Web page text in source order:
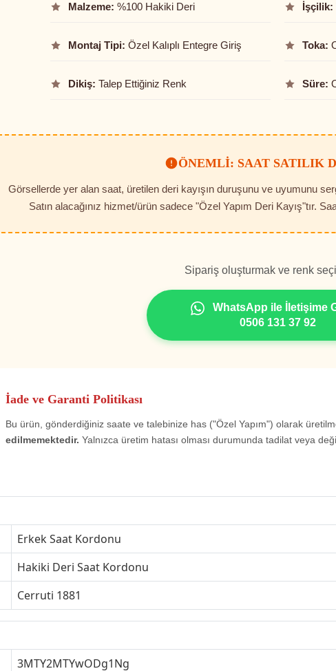
Malzeme: %100 Hakiki Deri İşçilik:
Montaj Tipi: Özel Kalıplı Entegre Giriş Toka:
Dikiş: Talep Ettiğiniz Renk Süre:
ÖNEMLI: SAAT SATILIK
Görsellerde yer alan saat, üretilen deri kayışın duruşunu ve uyumunu
Satın alacağınız hizmet/ürün sadece "Özel Yapım Deri Kayış"tır.
Sipariş oluşturmak ve renk
WhatsApp ile İletişime
0506 131 37 92
İade ve Garanti Politikası
Bu ürün, gönderdiğiniz saate ve talebinize has ("Özel Yapım") olarak
edilmemektedir. Yalnızca üretim hatası olması durumunda tadilat veya
Erkek Saat Kordonu
Hakiki Deri Saat Kordonu
Cerruti 1881
3MTY2MTYwODg1Ng